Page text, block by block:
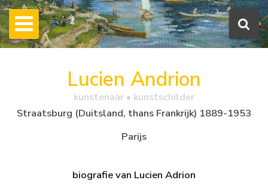
Lucien Andrion
kunstenaar • kunstschilder
Straatsburg (Duitsland, thans Frankrijk) 1889-1953
Parijs
biografie van Lucien Adrion